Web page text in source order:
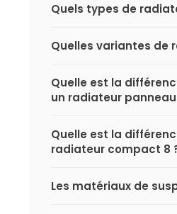
Quels types de
Quelles variantes de
Quelle est la
un radiateur
Quelle est la
radiateur compact 8
Les matériaux de